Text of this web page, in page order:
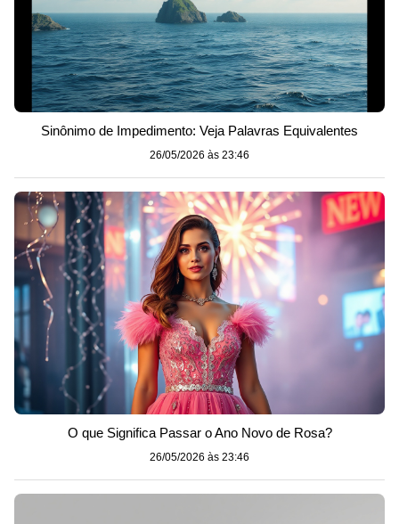
Sinônimo de Impedimento: Veja Palavras Equivalentes
26/05/2026 às 23:46
O que Significa Passar o Ano Novo de Rosa?
26/05/2026 às 23:46